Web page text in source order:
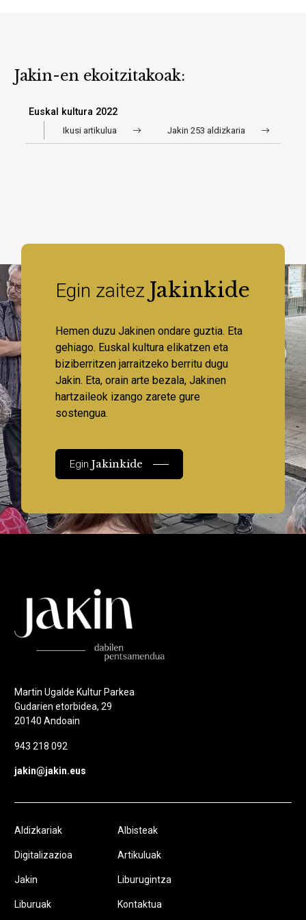
Jakin-en ekoitzitakoak:
Euskal kultura 2022
Ikusi artikulua Jakin 253 aldizkaria
Egin zaitez Jakinkide
Hemen duzu Jakinen ondare guztia. Eta
gehiago. Euskal kultura elikatzen eta
biziberritzen jarraitzeko berritu dugu
Jakin. Eta, orain arte bezala, Jakinen
hartzaileok izango zarete gure
sostengua.
EginJakinkide
Martin Ugalde Kultur Parkea
Gudarien etorbidea, 29
20140 Andoain
943 218 092
jakin@jakin.eus
Aldizkariak
Digitalizazioa
Jakin
Liburuak
Albisteak
Artikuluak
Liburugintza
Kontaktua